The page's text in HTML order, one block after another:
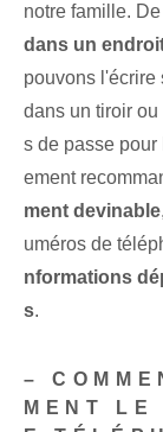
notre famille.
dans un
pouvons l'écrire
dans un tiroir
s de passe pour
ement
ment devinable
uméros de
nformations
s.
–
MENT LE